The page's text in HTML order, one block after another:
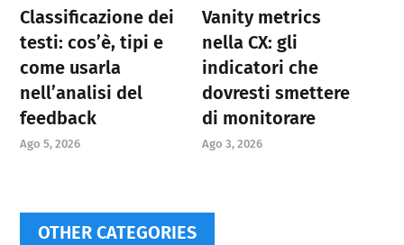
Classificazione dei
testi: cos’è, tipi e
come usarla
nell’analisi del
feedback
Ago 5, 2026
Vanity metrics
nella CX: gli
indicatori che
dovresti smettere
di monitorare
Ago 3, 2026
OTHER CATEGORIES